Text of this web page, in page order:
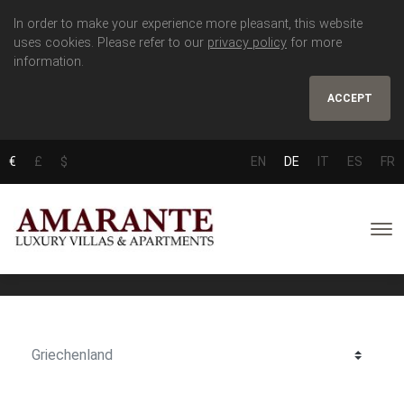
In order to make your experience more pleasant, this website
uses cookies. Please refer to our privacy policy for more
information.
ACCEPT
€ £ $ EN DE IT ES FR